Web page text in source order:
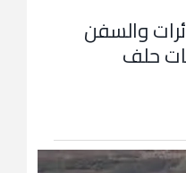
والسفن
حلف